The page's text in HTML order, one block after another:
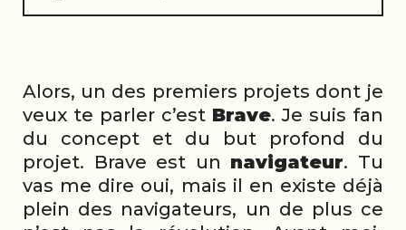
Alors, un des premiers projets dont je
veux te parler c’est Brave. Je suis fan
du concept et du but profond du
projet. Brave est un navigateur. Tu
vas me dire oui, mais il en existe déjà
plein des navigateurs, un de plus ce